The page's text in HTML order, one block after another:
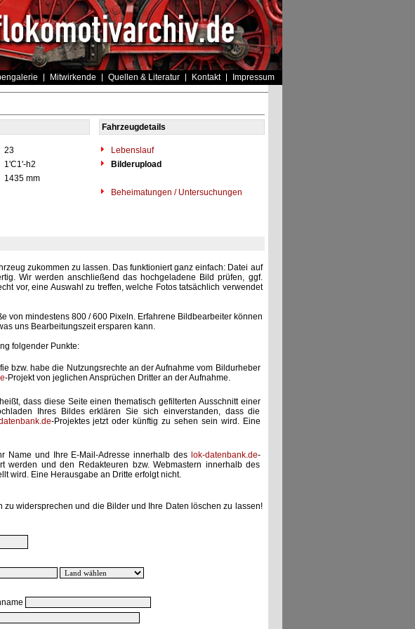
Mitwirkende Quellen & Literatur Kontakt Impressum
Fahrzeugdetails
23
Lebenslauf
1'C1'-h2
Bilderupload
1435 mm
Beheimatungen / Untersuchungen
zukommen zu lassen. Das funktioniert ganz einfach: Datei auf
Wir werden anschließend das hochgeladene Bild prüfen, ggf.
vor, eine Auswahl zu treffen, welche Fotos tatsächlich verwendet
von mindestens 800 / 600 Pixeln. Erfahrene Bildbearbeiter können
uns Bearbeitungszeit ersparen kann.
folgender Punkte:
bzw. habe die Nutzungsrechte an der Aufnahme vom Bildurheber
-Projekt von jeglichen Ansprüchen Dritter an der Aufnahme.
dass diese Seite einen thematisch gefilterten Ausschnitt einer
Ihres Bildes erklären Sie sich einverstanden, dass die
-Projektes jetzt oder künftig zu sehen sein wird. Eine
Name und Ihre E-Mail-Adresse innerhalb des lok-datenbank.de-
werden und den Redakteuren bzw. Webmastern innerhalb des
wird. Eine Herausgabe an Dritte erfolgt nicht.
widersprechen und die Bilder und Ihre Daten löschen zu lassen!